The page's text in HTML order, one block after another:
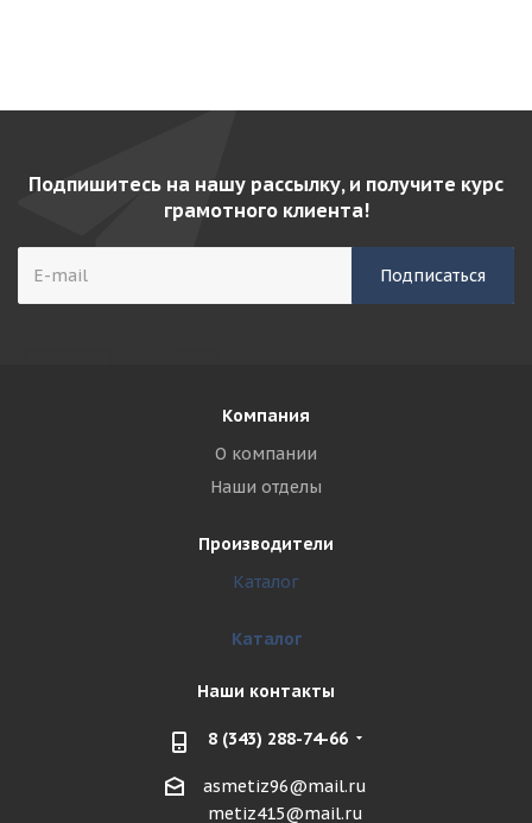
Подпишитесь на нашу рассылку, и получите курс
грамотного клиента!
Компания
О компании
Наши отделы
Производители
Каталог
Каталог
Наши контакты
8 (343) 288-74-66
asmetiz96@mail.ru
metiz415@mail.ru